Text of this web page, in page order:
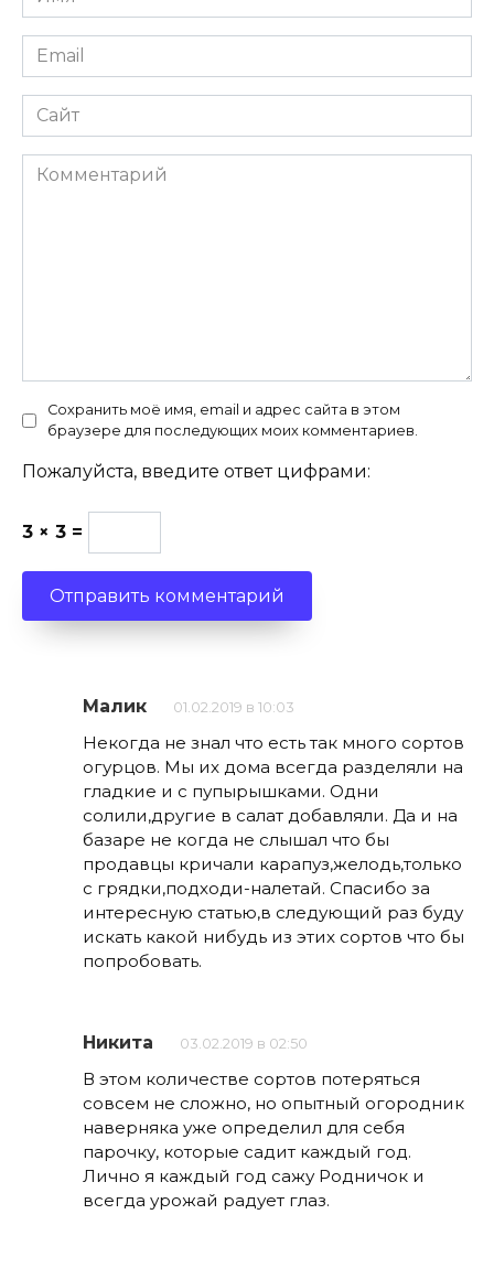
*
Email
*
Сайт
Комментарий
Сохранить моё имя, email и адрес сайта в этом
браузере для последующих моих комментариев.
Пожалуйста, введите ответ цифрами:
3 × 3 =
Малик 01.02.2019 в 10:03
Некогда не знал что есть так много сортов
огурцов. Мы их дома всегда разделяли на
гладкие и с пупырышками. Одни
солили,другие в салат добавляли. Да и на
базаре не когда не слышал что бы
продавцы кричали карапуз,желодь,только
с грядки,подходи-налетай. Спасибо за
интересную статью,в следующий раз буду
искать какой нибудь из этих сортов что бы
попробовать.
Никита 03.02.2019 в 02:50
В этом количестве сортов потеряться
совсем не сложно, но опытный огородник
наверняка уже определил для себя
парочку, которые садит каждый год.
Лично я каждый год сажу Родничок и
всегда урожай радует глаз.